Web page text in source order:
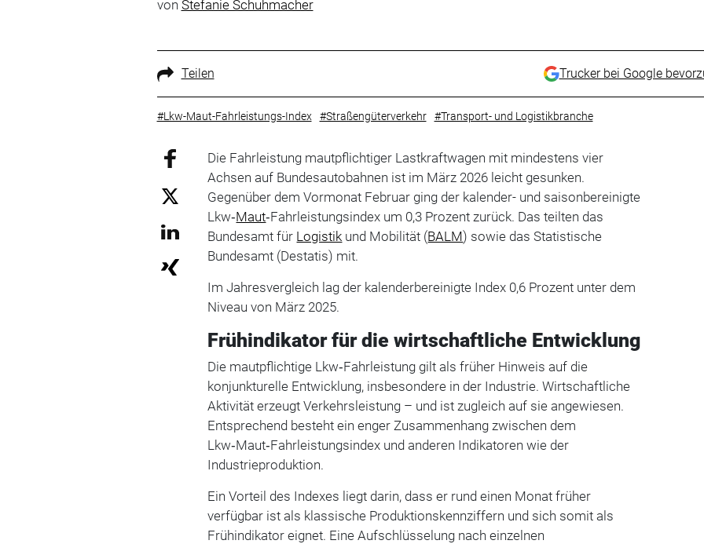
von Stefanie Schuhmacher
Teilen Trucker bei Google
#Lkw-Maut-Fahrleistungs-Index #Straßengüterverkehr #Transport- und Logistikbranche
Die Fahrleistung mautpflichtiger Lastkraftwagen mit mindestens vier
Achsen auf Bundesautobahnen ist im März 2026 leicht gesunken.
Gegenüber dem Vormonat Februar ging der kalender- und saisonbereinigte
Lkw‑Maut‑Fahrleistungsindex um 0,3 Prozent zurück. Das teilten das
Bundesamt für Logistik und Mobilität (BALM) sowie das Statistische
Bundesamt (Destatis) mit.
Im Jahresvergleich lag der kalenderbereinigte Index 0,6 Prozent unter dem
Niveau von März 2025.
Frühindikator für die wirtschaftliche Entwicklung
Die mautpflichtige Lkw‑Fahrleistung gilt als früher Hinweis auf die
konjunkturelle Entwicklung, insbesondere in der Industrie. Wirtschaftliche
Aktivität erzeugt Verkehrsleistung – und ist zugleich auf sie angewiesen.
Entsprechend besteht ein enger Zusammenhang zwischen dem
Lkw‑Maut‑Fahrleistungsindex und anderen Indikatoren wie der
Industrieproduktion.
Ein Vorteil des Indexes liegt darin, dass er rund einen Monat früher
verfügbar ist als klassische Produktionskennziffern und sich somit als
Frühindikator eignet. Eine Aufschlüsselung nach einzelnen